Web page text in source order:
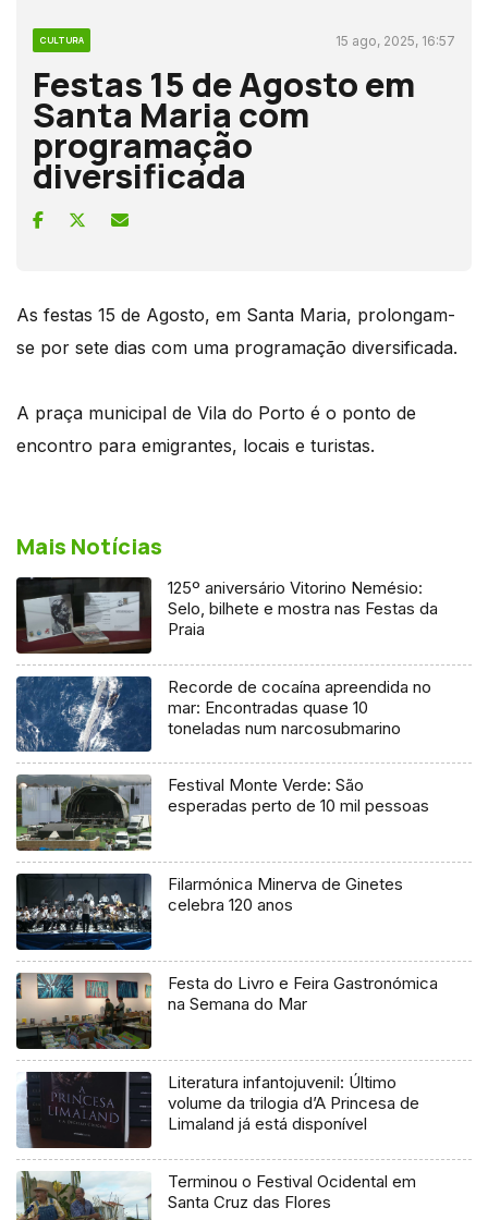
CULTURA 15 ago, 2025, 16:57
Festas 15 de Agosto em
Santa Maria com
programação
diversificada
As festas 15 de Agosto, em Santa Maria, prolongam-
se por sete dias com uma programação diversificada.
A praça municipal de Vila do Porto é o ponto de
encontro para emigrantes, locais e turistas.
Mais Notícias
125º aniversário Vitorino Nemésio:
Selo, bilhete e mostra nas Festas da
Praia
Recorde de cocaína apreendida no
mar: Encontradas quase 10
toneladas num narcosubmarino
Festival Monte Verde: São
esperadas perto de 10 mil pessoas
Filarmónica Minerva de Ginetes
celebra 120 anos
Festa do Livro e Feira Gastronómica
na Semana do Mar
Literatura infantojuvenil: Último
volume da trilogia d’A Princesa de
Limaland já está disponível
Terminou o Festival Ocidental em
Santa Cruz das Flores